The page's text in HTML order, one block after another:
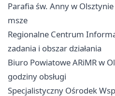
Parafia św. Anny w
msze
Regionalne Centrum
zadania i obszar działania
Biuro Powiatowe ARiMR w
godziny obsługi
Specjalistyczny Ośrodek